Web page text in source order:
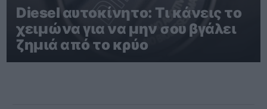
Diesel αυτοκίνητο: Τι κάνεις το
χειμώνα για να μην σου βγάλει
ζημιά από το κρύο